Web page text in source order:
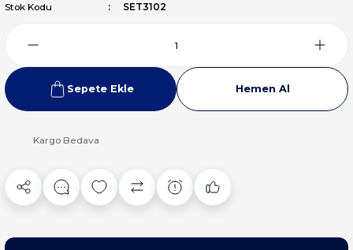
Stok Kodu
SET3102
Sepete Ekle Hemen Al
Kargo Bedava